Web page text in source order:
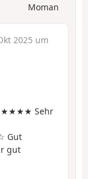
Moman
2025 um
Sehr
Gut
gut